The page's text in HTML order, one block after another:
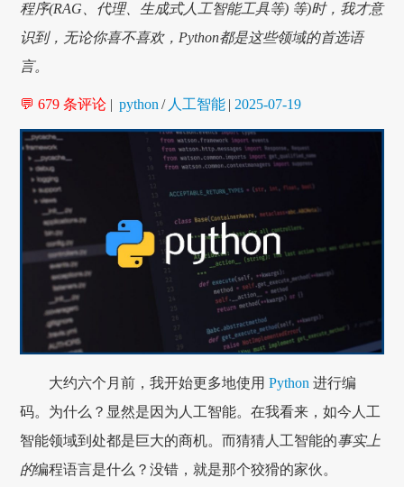
程序(RAG、代理、生成式人工智能工具等) 等)时，我才意
识到，无论你喜不喜欢，Python都是这些领域的首选语
言。
💬 679 条评论 | python / 人工智能 | 2025-07-19
大约六个月前，我开始更多地使用Python 进行编
码。为什么？显然是因为人工智能。在我看来，如今人工
智能领域到处都是巨大的商机。而猜猜人工智能的事实上
的编程语言是什么？没错，就是那个狡猾的家伙。